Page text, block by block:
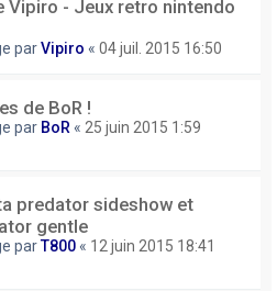
Vipiro - Jeux retro nintendo
parVipiro « 04 juil. 2015 16:50
de BoR !
par BoR « 25 juin 2015 1:59
predator sideshow et
gentle
parT800 « 12 juin 2015 18:41